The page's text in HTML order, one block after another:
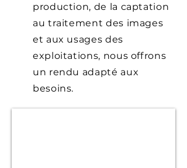
production, de la captation
au traitement des images
et aux usages des
exploitations, nous offrons
un rendu adapté aux
besoins.